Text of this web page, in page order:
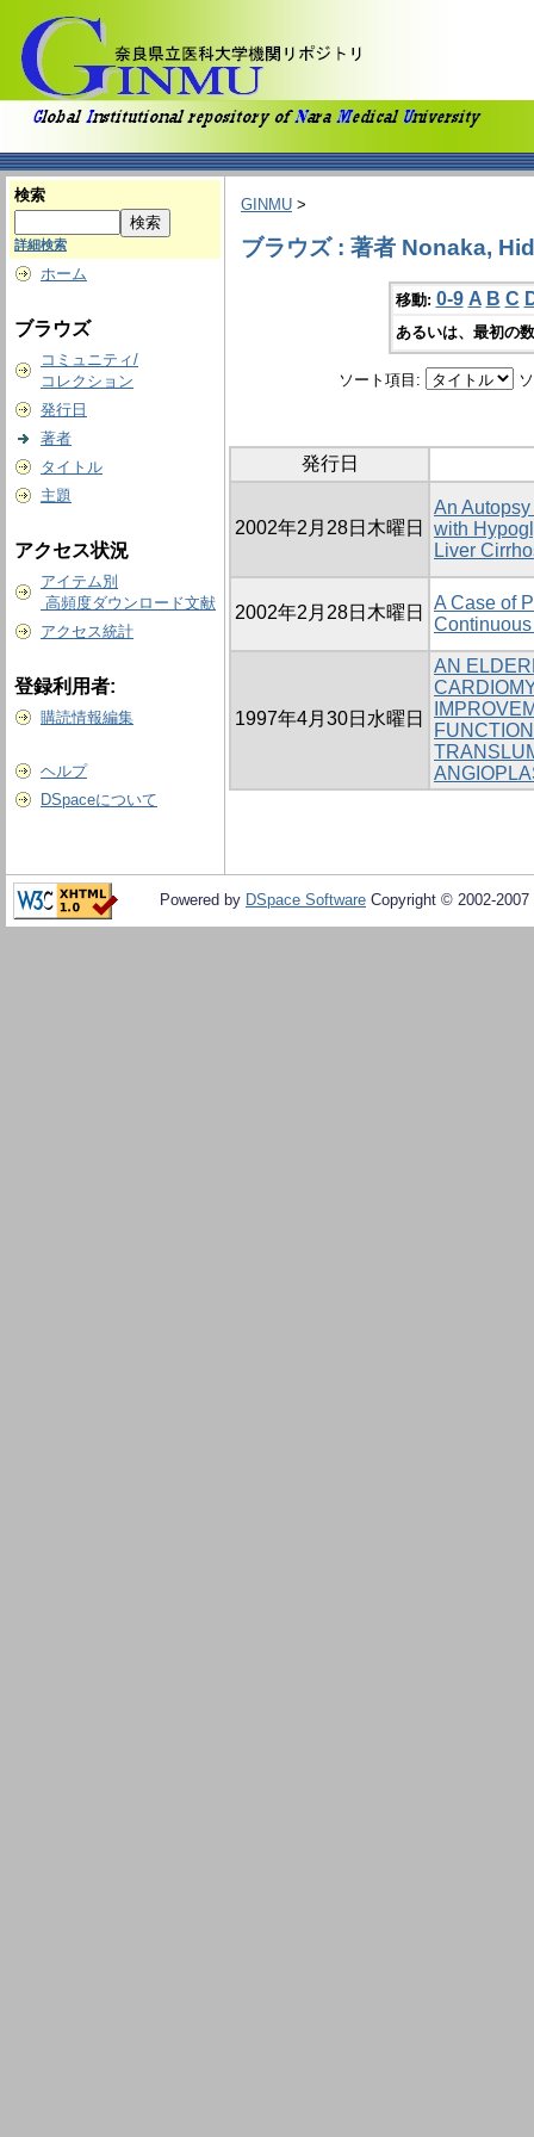
検索
詳細検索
ホーム
ブラウズ
コミュニティ/
コレクション
発行日
著者
タイトル
主題
アクセス状況
アイテム別
高頻度ダウンロード文献
アクセス統計
登録利用者:
購読情報編集
ヘルプ
DSpaceについて
GINMU >
ブラウズ : 著者 Nonaka,
移動: 0-9 A B C
あるいは、最初の
ソート項目:
発行日
2002年2月28日木曜日
An
with
Liver
2002年2月28日木曜日
A Case of
1997年4月30日水曜日
AN
Powered by DSpace Software Copyright © 2002-2007